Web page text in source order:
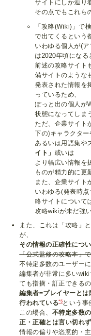
サイトにしか辿り
その点でもこれら
「攻略(Wiki)」で
で出てくるという
いわゆる個人が(
は2020年頃になる
前述の攻略サイト
備サイトのような
発表された情報を
っているため、
ぽっと出の個人が
状態になってしま
ただ、企業サイト
下の)キャラクター
あるいは用語集や
イト」 或いは
より幅広い情報を
ものが精力的に更
また、企業サイト
いわゆる(発表時
略サイトについて
攻略wikiが未だ強
また、これは「攻略」
が、
その情報の正確性につ
「公式監修の攻略本」
不特定多数のユーザー
編集者が非常に多い
ても指摘・訂正できる
編集者=プレイヤーとは
行われている*5という事
この場合、 不特定多数
正・正確とは言い切れず
情報の偏りや恣意的・